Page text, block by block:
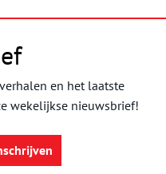
en het laatste
wekelijkse nieuwsbrief!